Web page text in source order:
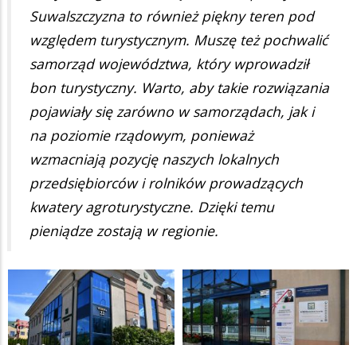
Suwalszczyzna to również piękny teren pod
względem turystycznym. Muszę też pochwalić
samorząd województwa, który wprowadził
bon turystyczny. Warto, aby takie rozwiązania
pojawiały się zarówno w samorządach, jak i
na poziomie rządowym, ponieważ
wzmacniają pozycję naszych lokalnych
przedsiębiorców i rolników prowadzących
kwatery agroturystyczne. Dzięki temu
pieniądze zostają w regionie.